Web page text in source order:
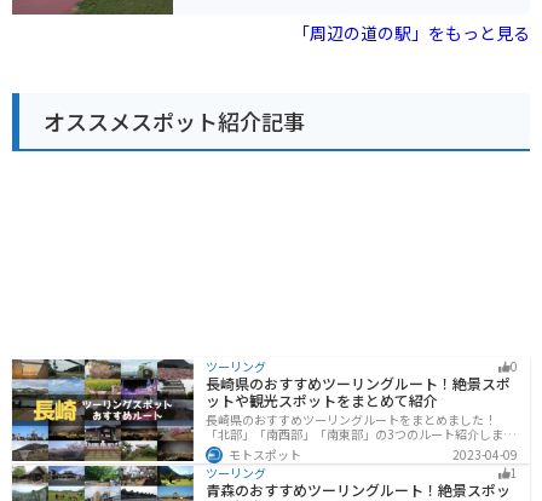
道の駅には、地元産の新鮮な野菜や山菜、きのこなどが
販売されているほか、レストランでは、鹿肉を使用した
一周する道路が絶景なので、ぜひ走ってみてください。
ただし、ヒグマが出没する可能性があるので、注意が必
要です。 【おすすめポイント】 * 然別湖の自然を満喫で
「周辺の道の駅」をもっと見る
オススメスポット紹介記事
ツーリング 0
長崎県のおすすめツーリングルート！絶景スポ
ットや観光スポットをまとめて紹介
長崎県のおすすめツーリングルートをまとめました！
「北部」「南西部」「南東部」の3つのルート紹介しま
す。国際色豊かな街並みや世界遺産、絶景ポイントが数
多く存在し、様々な楽しみ方ができます。バイクで長崎
県にツーリングに行く際は参考にしてください。
モトスポット
2023-04-09
ツーリング
1
青森のおすすめツーリングルート！絶景スポッ